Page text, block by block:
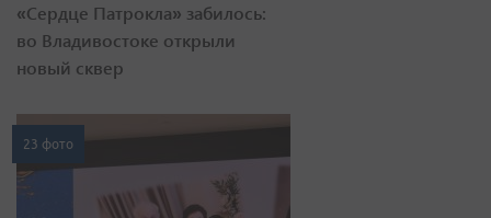
«Сердце Патрокла» забилось:
во Владивостоке открыли
новый сквер
23 фото